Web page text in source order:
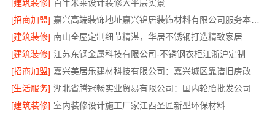
[建筑装修] 百年米莱设计装修大平层实景
[招商加盟]
嘉兴高端装饰地址嘉兴锦居装饰材料有限公司服务本地业主
[建筑装修] 南山全屋定制细节精湛，华居不锈钢打造精致家居
[建筑装修] 江苏东钢金属科技有限公司-不锈钢衣柜江浙沪定制
[招商加盟]
嘉兴美居乐建材科技有限公司：嘉兴城区靠谱旧房改造推荐
[生活服务]
[建筑装修] 室内装修设计施工厂家江西圣匠新型环保材料